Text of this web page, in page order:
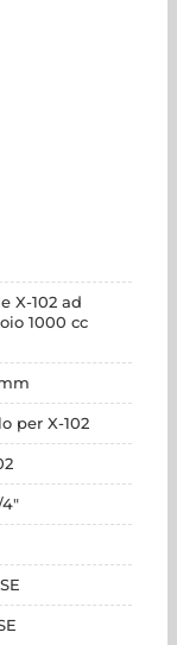
X-102 ad
1000 cc
per X-102
4"